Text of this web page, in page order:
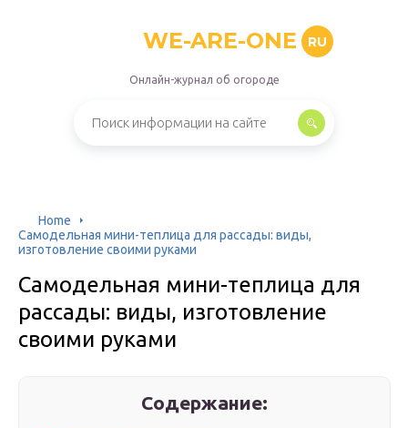
WE-ARE-ONE RU
Онлайн-журнал об огороде
Home
Самодельная мини-теплица для рассады: виды,
изготовление своими руками
Самодельная мини-теплица для
рассады: виды, изготовление
своими руками
Содержание: